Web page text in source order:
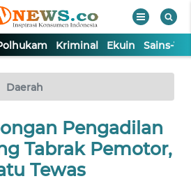
Kriminal Ekuin Sains-
Daerah
Pengadilan
Tabrak Pemotor,
Tewas